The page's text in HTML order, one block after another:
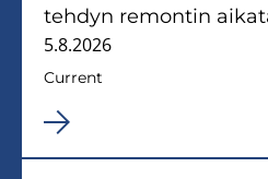
tehdyn remontin
5.8.2026
Current